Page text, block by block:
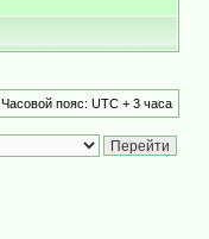
Часовой пояс: UTC + 3 часа